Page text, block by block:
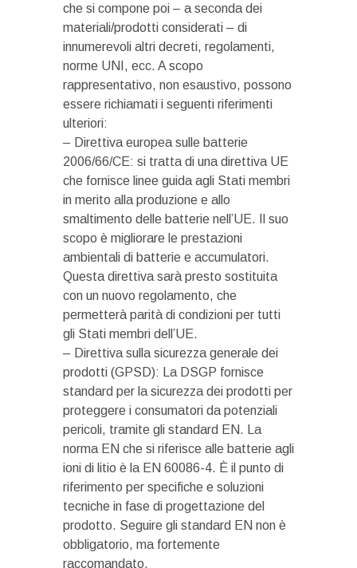
che si compone poi – a seconda dei
materiali/prodotti considerati – di
innumerevoli altri decreti, regolamenti,
norme UNI, ecc. A scopo
rappresentativo, non esaustivo, possono
essere richiamati i seguenti riferimenti
ulteriori:
– Direttiva europea sulle batterie
2006/66/CE: si tratta di una direttiva UE
che fornisce linee guida agli Stati membri
in merito alla produzione e allo
smaltimento delle batterie nell’UE. Il suo
scopo è migliorare le prestazioni
ambientali di batterie e accumulatori.
Questa direttiva sarà presto sostituita
con un nuovo regolamento, che
permetterà parità di condizioni per tutti
gli Stati membri dell’UE.
– Direttiva sulla sicurezza generale dei
prodotti (GPSD): La DSGP fornisce
standard per la sicurezza dei prodotti per
proteggere i consumatori da potenziali
pericoli, tramite gli standard EN. La
norma EN che si riferisce alle batterie agli
ioni di litio è la EN 60086-4. È il punto di
riferimento per specifiche e soluzioni
tecniche in fase di progettazione del
prodotto. Seguire gli standard EN non è
obbligatorio, ma fortemente
raccomandato.